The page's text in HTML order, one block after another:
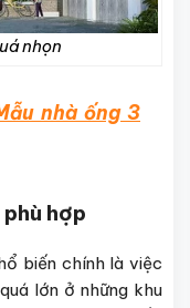
nhọn
nhà ống 3
hợp
biến chính là việc
lớn ở những khu